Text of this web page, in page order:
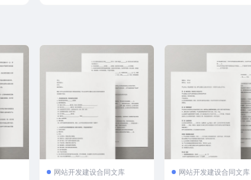
网站开发建设合同文库 网站开发建设合同文库